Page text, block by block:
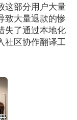
这部分用户大量
致大量退款的惨
失了通过本地化
社区协作翻译工